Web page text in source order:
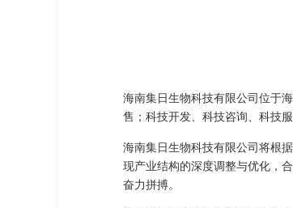
海南集日生物科技有限公司位于
售；科技开发、科技咨询、科技
海南集日生物科技有限公司将根
现产业结构的深度调整与优化，
奋力拼搏。